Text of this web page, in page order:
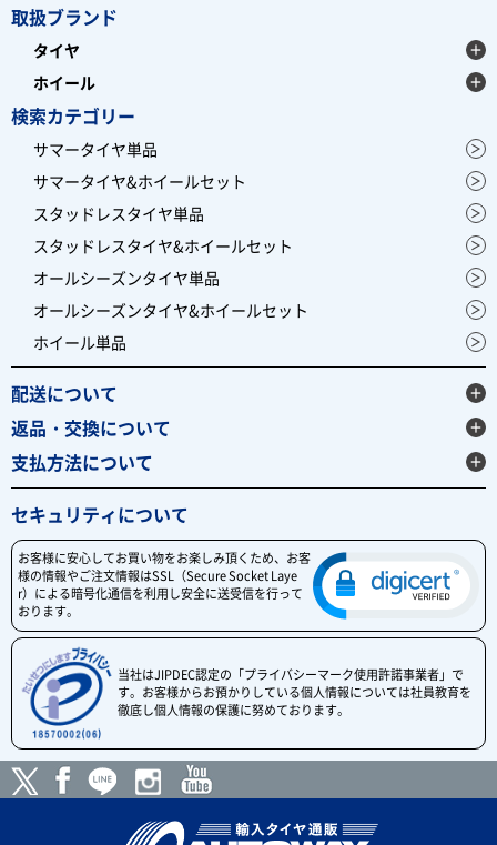
取扱ブランド
タイヤ
ホイール
検索カテゴリー
サマータイヤ単品
サマータイヤ&ホイールセット
スタッドレスタイヤ単品
スタッドレスタイヤ&ホイールセット
オールシーズンタイヤ単品
オールシーズンタイヤ&ホイールセット
ホイール単品
配送について
返品・交換について
支払方法について
セキュリティについて
お客様に安心してお買い物をお楽しみ頂くため、お客
様の情報やご注文情報はSSL（Secure Socket Laye
r）による暗号化通信を利用し安全に送受信を行って
おります。
当社はJIPDEC認定の「プライバシーマーク使用許諾事業者」で
す。お客様からお預かりしている個人情報については社員教育を
徹底し個人情報の保護に努めております。